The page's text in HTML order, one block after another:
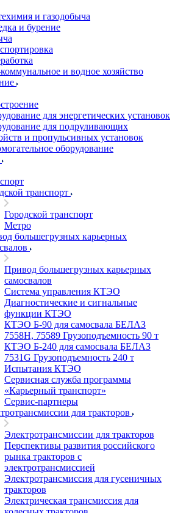
и газодобыча
и бурение
и водное хозяйство
для энергетических установок
для подруливающих
и пропульсивных установок
оборудование
транспорт
Городской транспорт
Метро
большегрузных карьерных
Привод большегрузных карьерных
самосвалов
Система управления КТЭО
Диагностические и сигнальные
функции КТЭО
КТЭО Б-90 для самосвала БЕЛАЗ
7558H, 75589 Грузоподъемность 90 т
КТЭО Б-240 для самосвала БЕЛАЗ
7531G Грузоподъемность 240 т
Испытания КТЭО
Сервисная служба программы
«Карьерный транспорт»
Сервис-партнеры
для тракторов
Электротрансмиссии для тракторов
Перспективы развития российского
рынка тракторов с
электротрансмиссией
Электротрансмиссия для гусеничных
тракторов
Электрическая трансмиссия для